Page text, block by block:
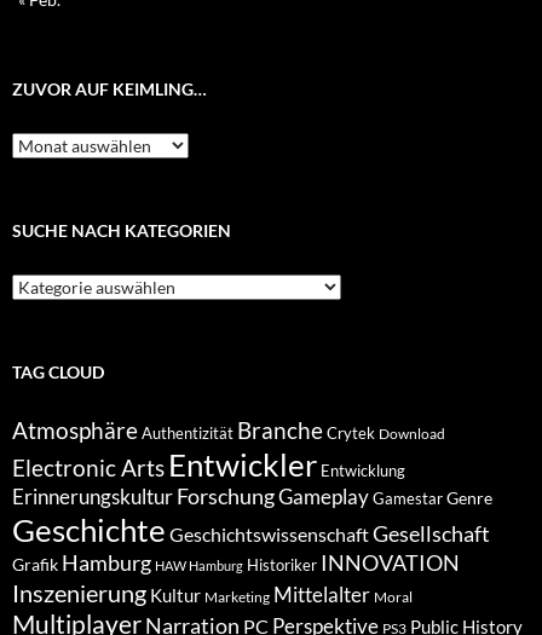
ZUVOR AUF KEIMLING…
Zuvor
auf
SUCHE NACH KATEGORIEN
Suche
nach
TAG CLOUD
Atmosphäre Authentizität Branche Crytek Download
Electronic Arts Entwickler Entwicklung
Erinnerungskultur ForschungGameplay Gamestar Genre
Geschichte GeschichtswissenschaftGesellschaft
Grafik Hamburg HAW Hamburg Historiker INNOVATION
Inszenierung Kultur Marketing Mittelalter Moral
MultiplayerNarration PC Perspektive PS3 Public History